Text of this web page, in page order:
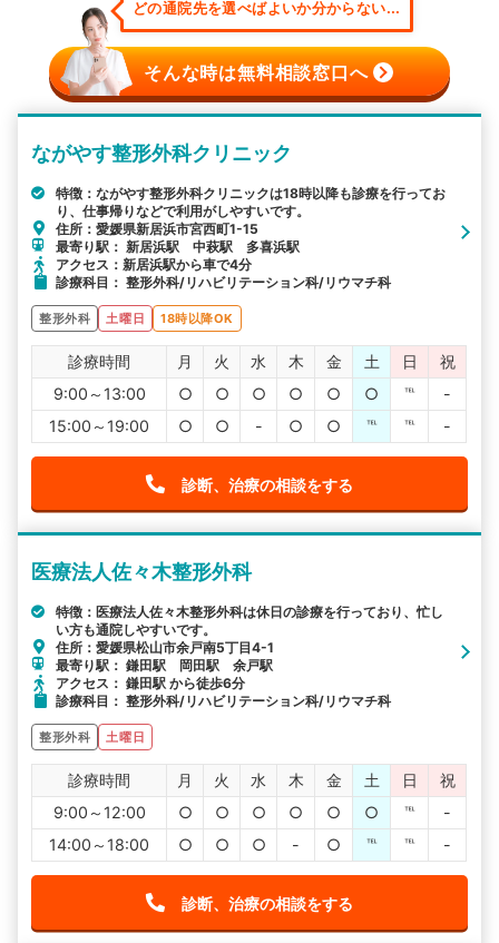
どの通院先を選べばよいか分からない...
そんな時は無料相談窓口へ
ながやす整形外科クリニック
特徴：ながやす整形外科クリニックは18時以降も診療を行ってお
り、仕事帰りなどで利用がしやすいです。
住所：愛媛県新居浜市宮西町1-15
最寄り駅： 新居浜駅 中萩駅 多喜浜駅
アクセス：新居浜駅から車で4分
診療科目： 整形外科/リハビリテーション科/リウマチ科
整形外科 土曜日 18時以降OK
診療時間 月 火 水 木 金 土 日
祝
9:00～13:00
○ ○ ○ ○ ○ ○ ℡
-
15:00～19:00
○ ○ - ○ ○ ℡ ℡ -
診断、治療の相談をする
医療法人佐々木整形外科
特徴：医療法人佐々木整形外科は休日の診療を行っており、忙し
い方も通院しやすいです。
住所：愛媛県松山市余戸南5丁目4-1
最寄り駅： 鎌田駅 岡田駅 余戸駅
アクセス： 鎌田駅 から徒歩6分
診療科目： 整形外科/リハビリテーション科/リウマチ科
整形外科 土曜日
診療時間 月 火 水 木 金 土 日
祝
9:00～12:00
○ ○ ○ ○ ○ ○ ℡
-
14:00～18:00
○ ○ ○ - ○ ℡ ℡ -
診断、治療の相談をする